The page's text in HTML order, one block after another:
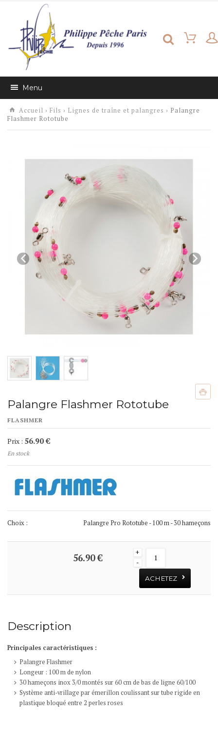
Menu
Accueil ›Fils › Lignes de traîne et palangres › Palangre
Flashmer Rototube
Palangre Flashmer Rototube
FLASHMER
Prix : 56.90 €
En stock
Choix : Palangre Pro Rototube - 100 m - 30 hameçons
56.90 €
+
-
ACHETEZ
Description
Principales caractéristiques :
Palangre Flashmer
Longeur : 100 m de nylon
30 hameçons inox 3/0 montés sur 60 cm de bas de ligne 60/100
Système anti-vrillage par émerillon coulissant sur tube rigide en
plastique bloqué entre 2 perles roses